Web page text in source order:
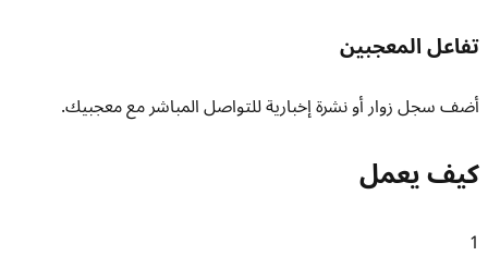
تفاعل المعجبين
أضف سجل زوار أو نشرة إخبارية للتواصل المباشر مع معجبيك.
كيف يعمل
1